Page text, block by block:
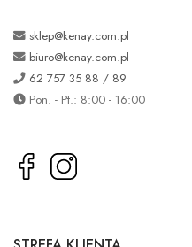
sklep@kenay.com.pl
biuro@kenay.com.pl
62 757 35 88 / 89
Pon. - Pt.: 8:00 - 16:00